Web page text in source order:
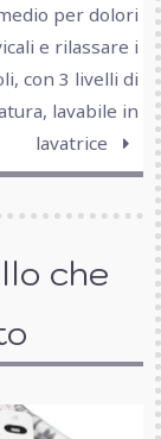
per dolori
e rilassare i
con 3 livelli di
lavabile in
lavatrice
che